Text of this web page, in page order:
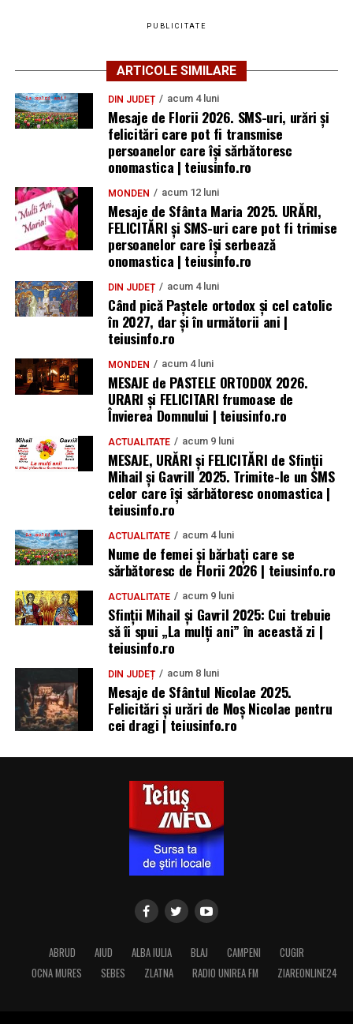
PUBLICITATE
ARTICOLE SIMILARE
DIN JUDEȚ acum 4 luni
Mesaje de Florii 2026. SMS-uri, urări și
felicitări care pot fi transmise
persoanelor care îşi sărbătoresc
onomastica | teiusinfo.ro
MONDEN acum 12 luni
Mesaje de Sfânta Maria 2025. URĂRI,
FELICITĂRI și SMS-uri care pot fi trimise
persoanelor care își serbează
onomastica | teiusinfo.ro
DIN JUDEȚ acum 4 luni
Când pică Paștele ortodox și cel catolic
în 2027, dar și în următorii ani |
teiusinfo.ro
MONDEN acum 4 luni
MESAJE de PASTELE ORTODOX 2026.
URARI și FELICITARI frumoase de
Învierea Domnului | teiusinfo.ro
ACTUALITATE acum 9 luni
MESAJE, URĂRI și FELICITĂRI de Sfinții
Mihail și Gavrill 2025. Trimite-le un SMS
celor care își sărbătoresc onomastica |
teiusinfo.ro
ACTUALITATE acum 4 luni
Nume de femei și bărbați care se
sărbătoresc de Florii 2026 | teiusinfo.ro
ACTUALITATE acum 9 luni
Sfinții Mihail și Gavril 2025: Cui trebuie
să îi spui „La mulţi ani” în această zi |
teiusinfo.ro
DIN JUDEȚ acum 8 luni
Mesaje de Sfântul Nicolae 2025.
Felicitări și urări de Moș Nicolae pentru
cei dragi | teiusinfo.ro
ABRUD AIUD ALBA IULIA BLAJ CAMPENI
CUGIR
OCNA MURES
SEBES ZLATNA RADIO UNIREA FM ZIAREONLINE24